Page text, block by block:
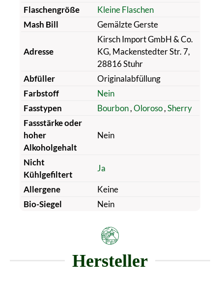
Flaschengröße
Kleine Flaschen
Mash Bill
Gemälzte Gerste
Adresse
Kirsch Import GmbH & Co.
KG, Mackenstedter Str. 7,
28816 Stuhr
Abfüller
Originalabfüllung
Farbstoff
Nein
Fasstypen
Bourbon,Oloroso,Sherry
Fassstärke oder
hoher
Alkoholgehalt
Nein
Nicht
Kühlgefiltert
Ja
Allergene
Keine
Bio-Siegel
Nein
Hersteller